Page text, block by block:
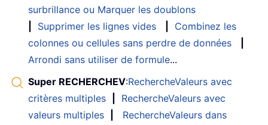
surbrillance ou Marquer les doublons
Supprimer les lignes vides
Combinez les
colonnes ou cellules sans perdre de données
Arrondi sans utiliser de formule...
Super RECHERCHEV:RechercheValeurs avec
critères multiples
RechercheValeurs avec
valeurs multiples
RechercheValeurs dans